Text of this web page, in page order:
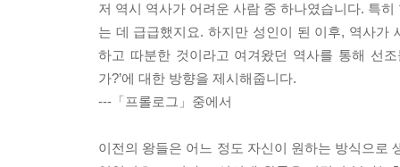
【 제11대 중종 】
변덕쟁이 호랑이. 조광조를 등용하고 버린 임금·233
- 임금도 읽어야 했던 초등 교과서 [소학]
- 중종의 남자, 조광조! 중종에게 버림을 받다
【 제12대 인종 】
9개월만 호랑이. 1년도 채우지 못한 조선 최단기 임
저 역시 역사가 어려운 사람 중 하나였습니다. 특
는 데 급급했지요. 하지만 성인이 된 이후, 역사가
하고 따분한 것이라고 여겨왔던 역사를 통해 선
가?’에 대한 방향을 제시해줍니다.
---「프롤로그」중에서
이전의 왕들은 어느 정도 자신이 원하는 방식으로